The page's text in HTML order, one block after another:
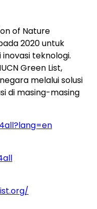
of Nature
2020 untuk
teknologi.
Green List,
melalui solusi
di masing-masing